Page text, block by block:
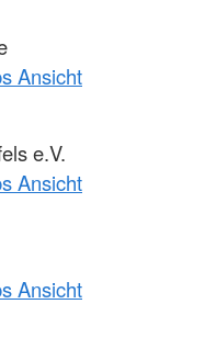
Ansicht
e.V.
Ansicht
Ansicht